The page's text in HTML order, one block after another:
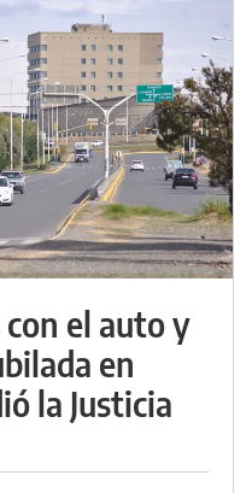
el auto y
en
la Justicia